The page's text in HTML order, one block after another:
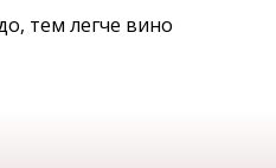
тем легче вино